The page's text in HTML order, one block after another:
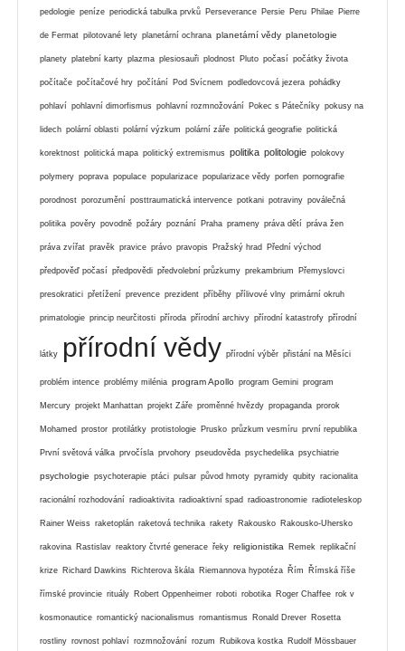
pedologie peníze periodická tabulka prvků Perseverance Persie Peru Philae Pierre
de Fermat pilotované lety planetární ochrana planetární vědy planetologie
planety platební karty plazma plesiosauři plodnost Pluto počasí počátky života
počítače počítačové hry počítání Pod Svícnem podledovcová jezera pohádky
pohlaví pohlavní dimorfismus pohlavní rozmnožování Pokec s Pátečníky pokusy na
lidech polární oblasti polární výzkum polární záře politická geografie politická
korektnost politická mapa politický extremismus politika politologie polokovy
polymery poprava populace popularizace popularizace vědy porfen pornografie
porodnost porozumění posttraumatická intervence potkani potraviny poválečná
politika pověry povodně požáry poznání Praha prameny práva dětí práva žen
práva zvířat pravěk pravice právo pravopis Pražský hrad Přední východ
předpověď počasí předpovědi předvolební průzkumy prekambrium Přemyslovci
presokratici přetížení prevence prezident příběhy přílivové vlny primární okruh
primatologie princip neurčitosti příroda přírodní archivy přírodní katastrofy přírodní
látky přírodní vědy přírodní výběr přistání na Měsíci
problém intence problémy milénia program Apollo program Gemini program
Mercury projekt Manhattan projekt Záře proměnné hvězdy propaganda prorok
Mohamed prostor protilátky protistologie Prusko průzkum vesmíru první republika
První světová válka prvočísla prvohory pseudověda psychedelika psychiatrie
psychologie psychoterapie ptáci pulsar původ hmoty pyramidy qubity racionalita
racionální rozhodování radioaktivita radioaktivní spad radioastronomie radioteleskop
Rainer Weiss raketoplán raketová technika rakety Rakousko Rakousko-Uhersko
rakovina Rastislav reaktory čtvrté generace řeky religionistika Remek replikační
krize Richard Dawkins Richterova škála Riemannova hypotéza Řím Římská říše
římské provincie rituály Robert Oppenheimer roboti robotika Roger Chaffee rok v
kosmonautice romantický nacionalismus romantismus Ronald Drever Rosetta
rostliny rovnost pohlaví rozmnožování rozum Rubikova kostka Rudolf Mössbauer